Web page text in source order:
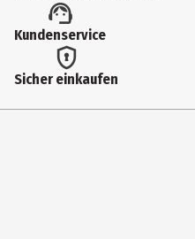
Kundenservice
Sicher einkaufen